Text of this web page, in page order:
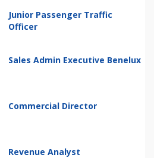
Junior Passenger Traffic
Officer
Sales Admin Executive Benelux
Commercial Director
Revenue Analyst